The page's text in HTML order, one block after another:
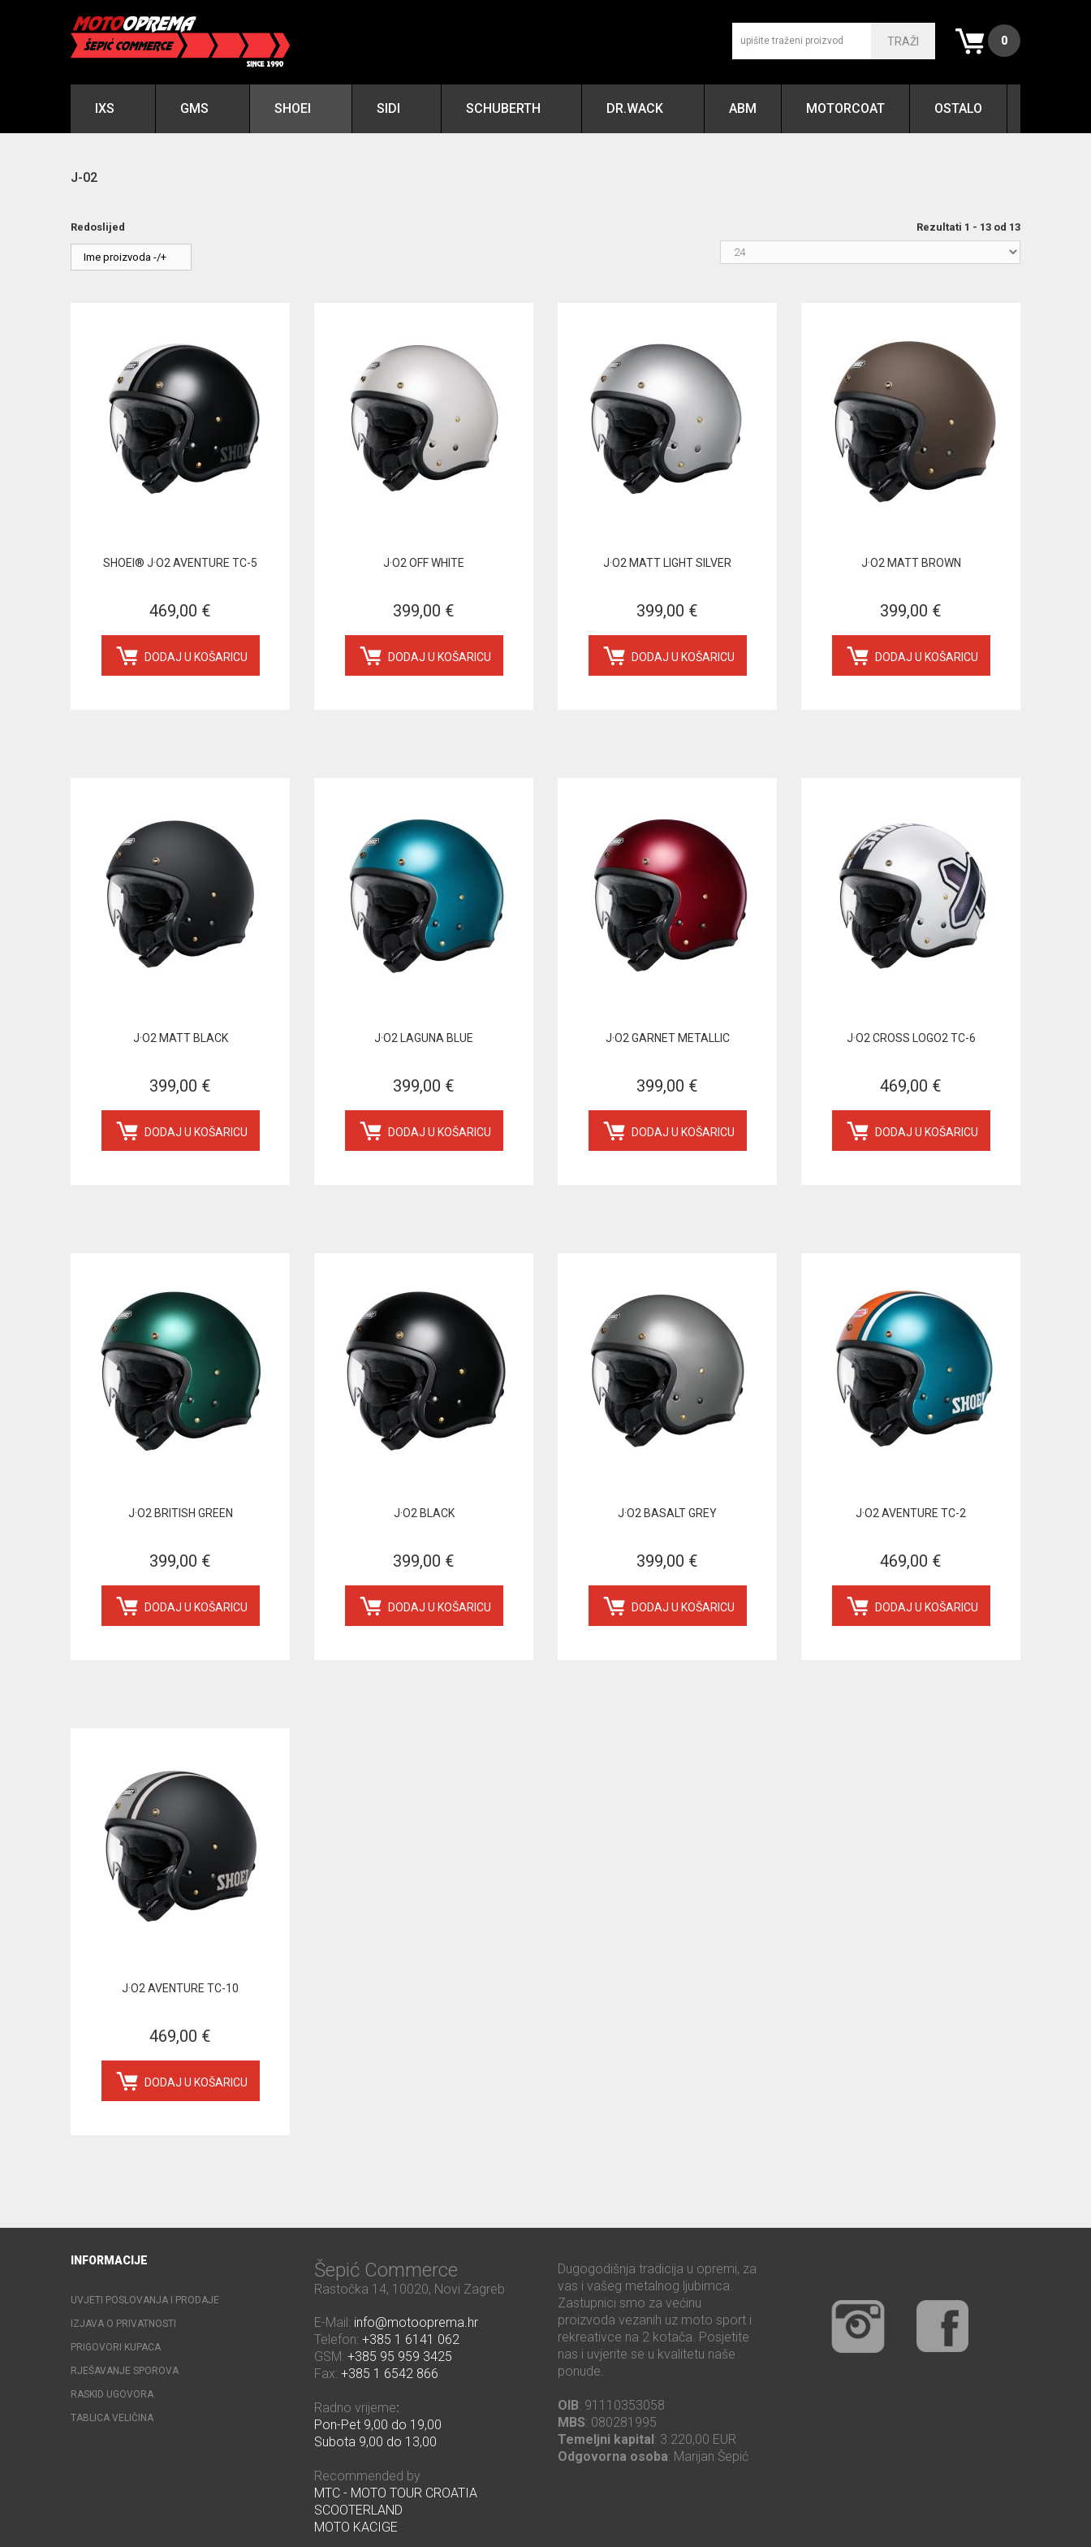
0
TRAŽI
IXS GMS SHOEI SIDI SCHUBERTH DR.WACK ABM MOTORCOAT OSTALO
J-02
Redoslijed
Ime proizvoda -/+
Rezultati 1 - 13 od 13
SHOEI® J·O2 AVENTURE TC-5
469,00 €
DODAJ U KOŠARICU
J·O2 OFF WHITE
399,00 €
DODAJ U KOŠARICU
J·O2 MATT LIGHT SILVER
399,00 €
DODAJ U KOŠARICU
J·O2 MATT BROWN
399,00 €
DODAJ U KOŠARICU
J·O2 MATT BLACK
399,00 €
DODAJ U KOŠARICU
J·O2 LAGUNA BLUE
399,00 €
DODAJ U KOŠARICU
J·O2 GARNET METALLIC
399,00 €
DODAJ U KOŠARICU
J·O2 CROSS LOGO2 TC-6
469,00 €
DODAJ U KOŠARICU
J·O2 BRITISH GREEN
399,00 €
DODAJ U KOŠARICU
J·O2 BLACK
399,00 €
DODAJ U KOŠARICU
J·O2 BASALT GREY
399,00 €
DODAJ U KOŠARICU
J·O2 AVENTURE TC-2
469,00 €
DODAJ U KOŠARICU
J·O2 AVENTURE TC-10
469,00 €
DODAJ U KOŠARICU
INFORMACIJE
UVJETI POSLOVANJA I PRODAJE
IZJAVA O PRIVATNOSTI
PRIGOVORI KUPACA
RJEŠAVANJE SPOROVA
RASKID UGOVORA
TABLICA VELIČINA
Šepić Commerce
Rastočka 14, 10020, Novi Zagreb
E-Mail: info@motooprema.hr
Telefon: +385 1 6141 062
GSM: +385 95 959 3425
Fax: +385 1 6542 866
Radno vrijeme:
Pon-Pet 9,00 do 19,00
Subota 9,00 do 13,00
Recommended by
MTC - MOTO TOUR CROATIA
SCOOTERLAND
MOTO KACIGE
Dugogodišnja tradicija u opremi, za
vas i vašeg metalnog ljubimca.
Zastupnici smo za većinu
proizvoda vezanih uz moto sport i
rekreativce na 2 kotača. Posjetite
nas i uvjerite se u kvalitetu naše
ponude.
OIB: 91110353058
MBS: 080281995
Temeljni kapital : 3.220,00 EUR
Odgovorna osoba: Marijan Šepić